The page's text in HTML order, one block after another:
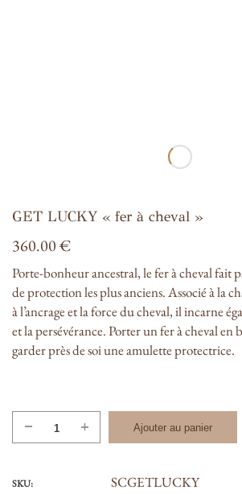
GET LUCKY « fer à cheval »
360.00€
Porte-bonheur ancestral, le fer à cheval fait
de protection les plus anciens. Associé à la
à l’ancrage et la force du cheval, il incarne
et la persévérance. Porter un fer à cheval en
garder près de soi une amulette protectrice.
quantité
de
Ajouter au panier
SKU: SCGETLUCKY